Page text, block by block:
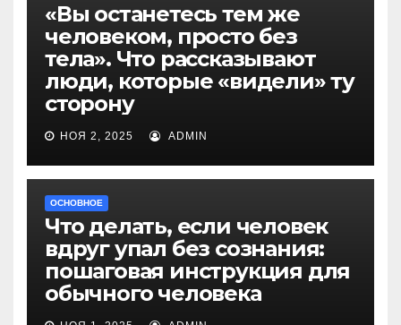
«Вы останетесь тем же
человеком, просто без
тела». Что рассказывают
люди, которые «видели» ту
сторону
НОЯ 2, 2025 ADMIN
ОСНОВНОЕ
Что делать, если человек
вдруг упал без сознания:
пошаговая инструкция для
обычного человека